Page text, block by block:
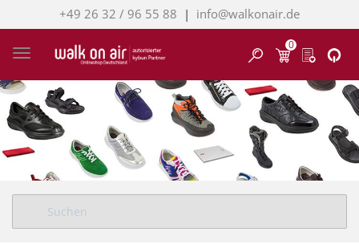
+49 26 32 / 96 55 88 | info@walkonair.de
Toggle navigation Finden
0